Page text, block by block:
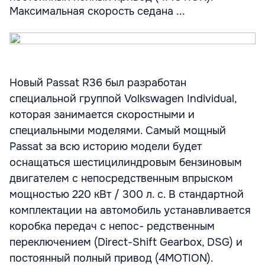
Максимальная скорость седана ...
Новый Passat R36 был разработан
специальной группой Volkswagen Individual,
которая занимается скоростными и
специальными моделями. Cамый мощный
Passat за всю историю модели будет
оснащаться шестицилиндровым бензиновым
двигателем с непосредственным впрыском
мощностью 220 кВт / 300 л. с. В стандартной
комплектации на автомобиль устанавливается
коробка передач с непос- редственным
переключением (Direct-Shift Gearbox, DSG) и
постоянный полный привод (4MOTION).